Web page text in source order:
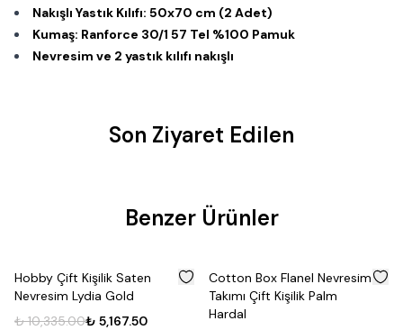
Nakışlı Yastık Kılıfı: 50x70 cm (2 Adet)
Kumaş: Ranforce 30/1 57 Tel %100 Pamuk
Nevresim ve 2 yastık kılıfı nakışlı
Son Ziyaret Edilen
Benzer Ürünler
50
Hobby Çift Kişilik Saten
Nevresim Lydia Gold
₺ 10,335.00₺ 5,167.50
50
Cotton Box Flanel Nevresim
Takımı Çift Kişilik Palm
Hardal